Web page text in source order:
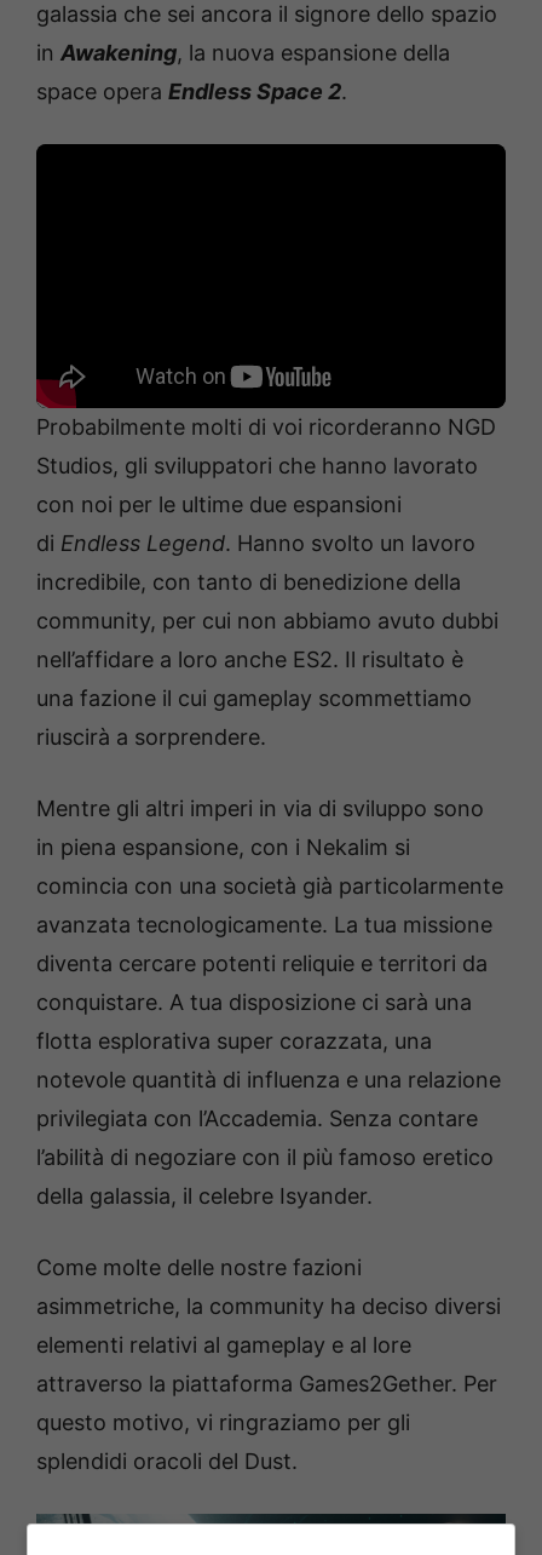
galassia che sei ancora il signore dello spazio
in Awakening, la nuova espansione della
space opera Endless Space 2.
Probabilmente molti di voi ricorderanno NGD
Studios, gli sviluppatori che hanno lavorato
con noi per le ultime due espansioni
di Endless Legend. Hanno svolto un lavoro
incredibile, con tanto di benedizione della
community, per cui non abbiamo avuto dubbi
nell’affidare a loro anche ES2. Il risultato è
una fazione il cui gameplay scommettiamo
riuscirà a sorprendere.
Mentre gli altri imperi in via di sviluppo sono
in piena espansione, con i Nekalim si
comincia con una società già particolarmente
avanzata tecnologicamente. La tua missione
diventa cercare potenti reliquie e territori da
conquistare. A tua disposizione ci sarà una
flotta esplorativa super corazzata, una
notevole quantità di influenza e una relazione
privilegiata con l’Accademia. Senza contare
l’abilità di negoziare con il più famoso eretico
della galassia, il celebre Isyander.
Come molte delle nostre fazioni
asimmetriche, la community ha deciso diversi
elementi relativi al gameplay e al lore
attraverso la piattaforma Games2Gether. Per
questo motivo, vi ringraziamo per gli
splendidi oracoli del Dust.